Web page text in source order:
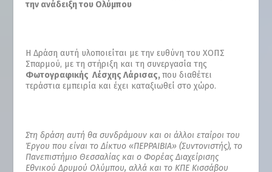
την ανάδειξη του Ολύμπου
Η Δράση αυτή υλοποιείται με την ευθύνη του ΧΟΠΣ
Σπαρμού, με τη στήριξη και τη συνεργασία της
Φωτογραφικής Λέσχης Λάρισας,που διαθέτει
τεράστια εμπειρία και έχει καταξιωθεί στο χώρο.
Στη δράση αυτή θα συνδράμουν και οι άλλοι εταίροι του
Έργου που είναι το Δίκτυο «ΠΕΡΡΑΙΒΙΑ» (Συντονιστής), το
Πανεπιστήμιο Θεσσαλίας και ο Φορέας Διαχείρισης
Εθνικού Δρυμού Ολύμπου, αλλά και το ΚΠΕ Κισσάβου